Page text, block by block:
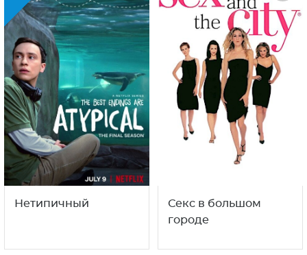
Нетипичный
Секс в большом
городе